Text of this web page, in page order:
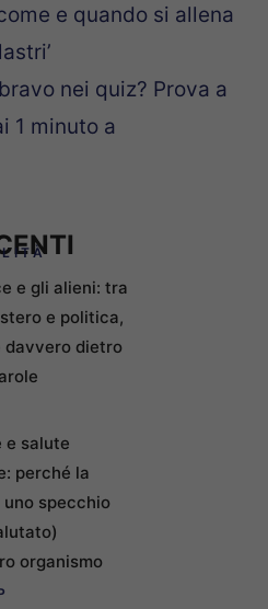
e quando si allena
nei quiz? Prova a
1 minuto a
e gli alieni: tra
e politica,
davvero dietro
e salute
perché la
uno specchio
organismo